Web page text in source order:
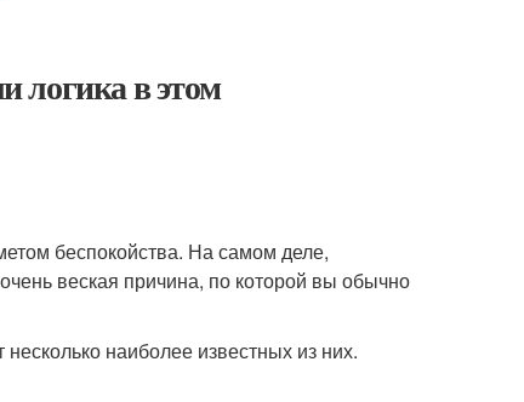
логика в этом
беспокойства. На самом деле,
веская причина, по которой вы обычно
наиболее известных из них.